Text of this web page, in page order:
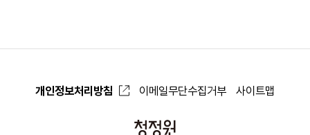
개인정보처리방침 이메일무단수집거부 사이트맵
청